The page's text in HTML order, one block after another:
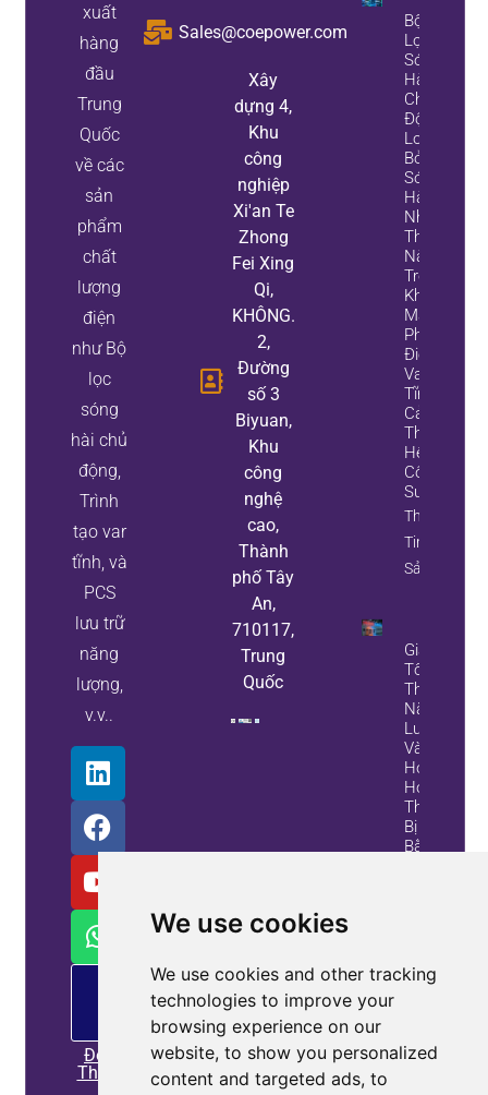
We use cookies
We use cookies and other tracking
technologies to improve your
browsing experience on our
website, to show you personalized
content and targeted ads, to
xuất
hàng
đầu
Trung
Quốc
về các
sản
phẩm
chất
lượng
điện
như Bộ
lọc
sóng
hài chủ
động,
Trình
tạo var
tĩnh, và
PCS
lưu trữ
năng
lượng,
v.v..
Đọc
Thêm
Sales@coepower.com
Xây
dựng 4,
Khu
công
nghiệp
Xi'an Te
Zhong
Fei Xing
Qi,
KHÔNG.
2,
Đường
số 3
Biyuan,
Khu
công
nghệ
cao,
Thành
phố Tây
An,
710117,
Trung
Quốc
Bộ
Lọc
Sóng
Hài
Chủ
Động
Loại
Bỏ
Sóng
Hài
Như
Thế
Nào
Trong
Khi
Máy
Phát
Điện
Var
Tĩnh
Cải
Thiện
Hệ Số
Công
Suất
Thông
Tin Tài
Sản
Giảm
Tổn
Thất
Năng
Lượng
Và
Hỏng
Hóc
Thiết
Bị
Bằng
Động
Và
Biến
Áp